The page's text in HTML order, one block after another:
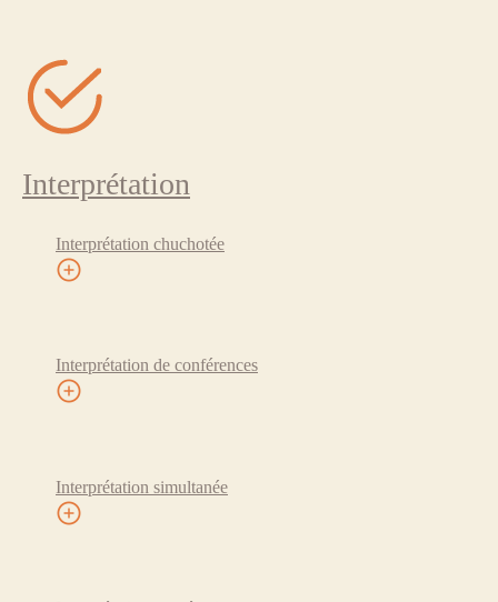
Interprétation
Interprétation chuchotée
Interprétation de conférences
Interprétation simultanée